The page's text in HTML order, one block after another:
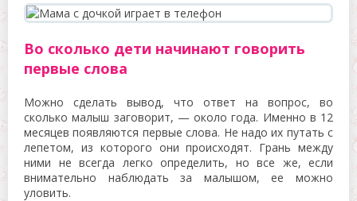
Во сколько дети начинают говорить
первые слова
Можно сделать вывод, что ответ на вопрос, во
сколько малыш заговорит, — около года. Именно в 12
месяцев появляются первые слова. Не надо их путать с
лепетом, из которого они происходят. Грань между
ними не всегда легко определить, но все же, если
внимательно наблюдать за малышом, ее можно
уловить.